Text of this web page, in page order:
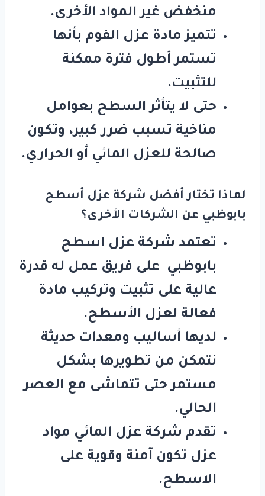
منخفض غير المواد الأخرى.
تتميز مادة عزل الفوم بأنها
تستمر أطول فترة ممكنة
للتثبيت.
حتى لا يتأثر السطح بعوامل
مناخية تسبب ضرر كبير، وتكون
صالحة للعزل المائي أو الحراري.
لماذا تختار أفضل شركة عزل أسطح
بابوظبي عن الشركات الأخرى؟
تعتمد شركة عزل اسطح
بابوظبي على فريق عمل له قدرة
عالية على تثبيت وتركيب مادة
فعالة لعزل الأسطح.
لديها أساليب ومعدات حديثة
نتمكن من تطويرها بشكل
مستمر حتى تتماشى مع العصر
الحالي.
تقدم شركة عزل المائي مواد
عزل تكون آمنة وقوية على
الاسطح.